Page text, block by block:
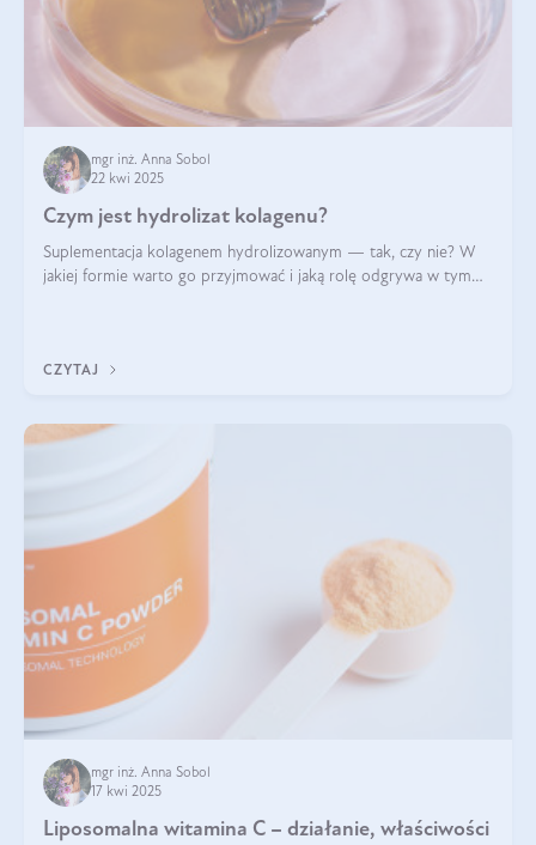
mgr inż. Anna Sobol
22 kwi 2025
Czym jest hydrolizat kolagenu?
Suplementacja kolagenem hydrolizowanym — tak, czy nie? W
jakiej formie warto go przyjmować i jaką rolę odgrywa w tym
CZYTAJ
mgr inż. Anna Sobol
17 kwi 2025
Liposomalna witamina C – działanie, właściwości